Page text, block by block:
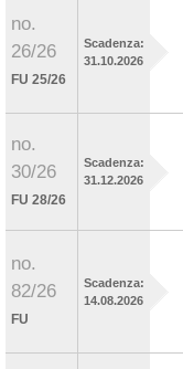
no.
26/26
FU 25/26
Scadenza:
31.10.2026
no.
30/26
FU 28/26
Scadenza:
31.12.2026
no.
82/26
FU
Scadenza:
14.08.2026